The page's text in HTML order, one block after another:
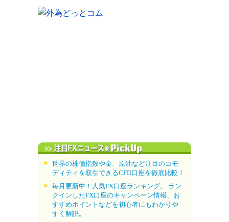
世界の株価指数や金、原油など注目のコモ
ディティを取引できるCFD口座を徹底比較！
毎月更新中！人気FX口座ランキング。 ラン
クインしたFX口座のキャンペーン情報、お
すすめポイントなどを初心者にもわかりや
すく解説。